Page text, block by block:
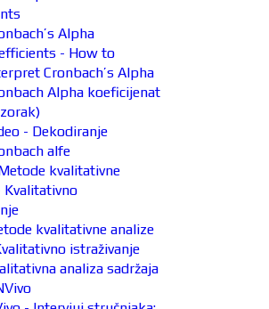
Alpha
- How to
Cronbach’s Alpha
Alpha koeficijenat
- Dekodiranje
alfe
kvalitativne
Kvalitativno
kvalitativne analize
istraživanje
analiza sadržaja